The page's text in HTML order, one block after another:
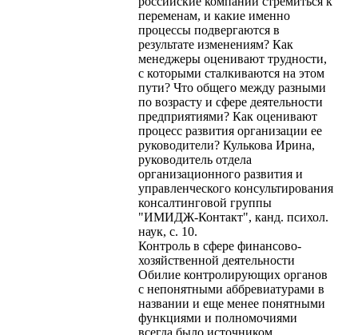
переменам, и какие именно
процессы подвергаются в
результате изменениям? Как
менеджеры оценивают трудности,
с которыми сталкиваются на этом
пути? Что общего между разными
по возрасту и сфере деятельности
предприятиями? Как оценивают
процесс развития организации ее
руководители? Кулькова Ирина,
руководитель отдела
организационного развития и
управленческого консультирования
консалтинговой группы
"ИМИДЖ-Контакт", канд. психол.
наук, с. 10.
Контроль в сфере финансово-
хозяйственной деятельности
Обилие контролирующих органов
с непонятными аббревиатурами в
названии и еще менее понятными
функциями и полномочиями
всегда было источником